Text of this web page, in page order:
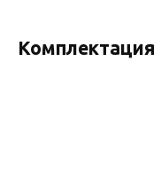
Комплектация